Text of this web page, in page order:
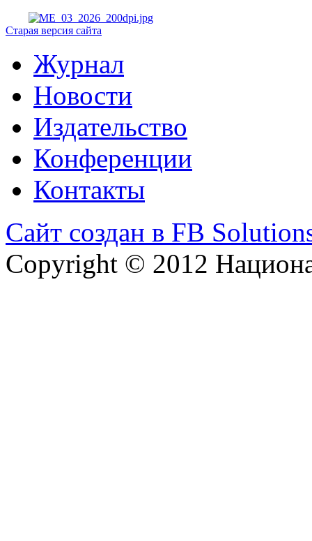
Старая версия сайта
Журнал
Новости
Издательство
Конференции
Контакты
Сайт создан в FB
Copyright © 2012